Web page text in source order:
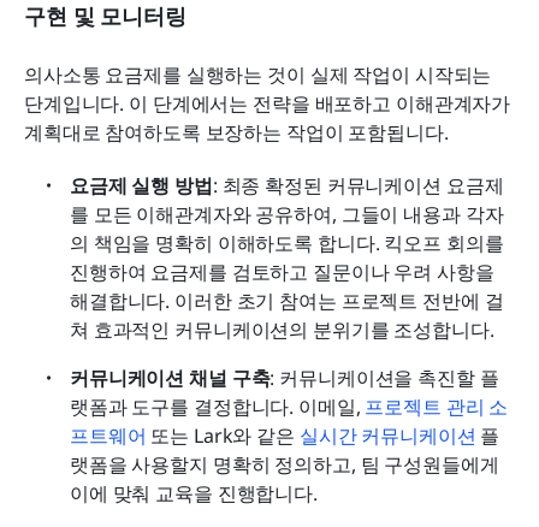
구현 및 모니터링
의사소통 요금제를 실행하는 것이 실제 작업이 시작되는
단계입니다. 이 단계에서는 전략을 배포하고 이해관계자가
계획대로 참여하도록 보장하는 작업이 포함됩니다.
요금제 실행 방법: 최종 확정된 커뮤니케이션 요금제
를 모든 이해관계자와 공유하여, 그들이 내용과 각자
의 책임을 명확히 이해하도록 합니다. 킥오프 회의를
진행하여 요금제를 검토하고 질문이나 우려 사항을
해결합니다. 이러한 초기 참여는 프로젝트 전반에 걸
쳐 효과적인 커뮤니케이션의 분위기를 조성합니다.
커뮤니케이션 채널 구축: 커뮤니케이션을 촉진할 플
랫폼과 도구를 결정합니다. 이메일, 프로젝트 관리 소
프트웨어 또는 Lark와 같은 실시간 커뮤니케이션 플
랫폼을 사용할지 명확히 정의하고, 팀 구성원들에게
이에 맞춰 교육을 진행합니다.